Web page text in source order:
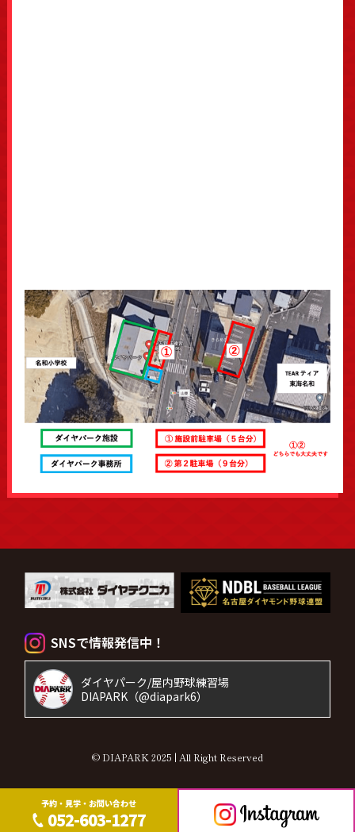
予約・見学・お問い合わせ
052-603-1277
SNSで情報発信中！
ダイヤパーク/屋内野球練習場
DIAPARK（@diapark6）
© DIAPARK 2025 | All Right Reserved